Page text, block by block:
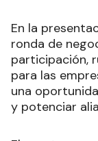
En la
ronda de
participación,
para las
una
y potenciar